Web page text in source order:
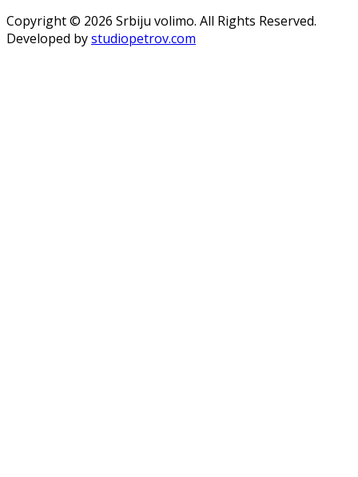
Copyright © 2026 Srbiju volimo. All Rights Reserved.
Developed bystudiopetrov.com